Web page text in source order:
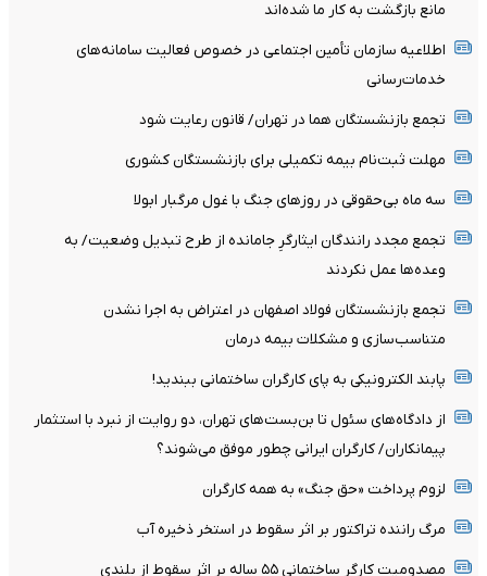
مانع بازگشت به کار ما شده‌اند
اطلاعیه سازمان تأمین اجتماعی در خصوص فعالیت سامانه‌های
خدمات‌رسانی
تجمع بازنشستگان هما در تهران/ قانون رعایت شود
مهلت ثبت‌نام بیمه تکمیلی برای بازنشستگان کشوری
سه ماه بی‌حقوقی در روزهای جنگ با غول مرگبار ابولا
تجمع مجدد رانندگان ایثارگرِ جامانده از طرح تبدیل وضعیت/ به
وعده‌ها عمل نکردند
تجمع بازنشستگان فولاد اصفهان در اعتراض به اجرا نشدن
متناسب‌سازی و مشکلات بیمه درمان
پابند الکترونیکی به پای کارگران ساختمانی ببندید!
از دادگاه‌های سئول تا بن‌بست‌های تهران، دو روایت از نبرد با استثمار
پیمانکاران/ کارگران ایرانی چطور موفق می‌شوند؟
لزوم پرداخت «حق جنگ» به همه کارگران
مرگ راننده تراکتور بر اثر سقوط در استخر ذخیره آب
مصدومیت کارگر ساختمانی ۵۵ ساله بر اثر سقوط از بلندی